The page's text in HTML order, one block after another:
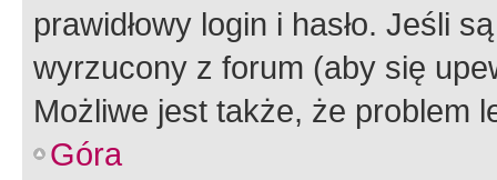
prawidłowy login i hasło. Jeśli
wyrzucony z forum (aby się
Możliwe jest także, że problem
Góra